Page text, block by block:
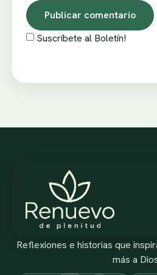
Suscríbete al Boletín!
Reflexiones e historias que
más a